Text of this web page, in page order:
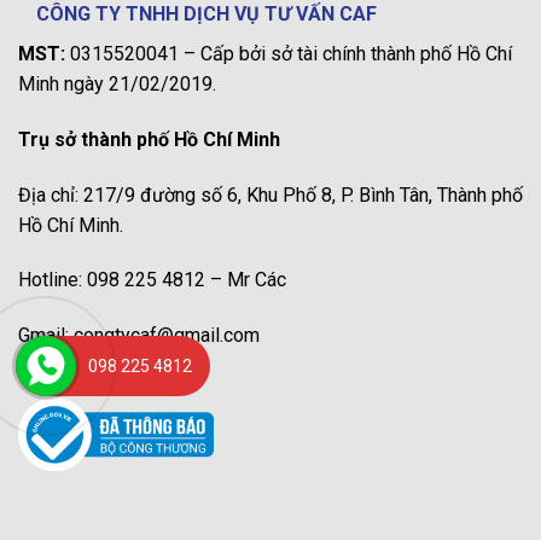
CÔNG TY TNHH DỊCH VỤ TƯ VẤN CAF
MST: 0315520041 – Cấp bởi sở tài chính thành phố Hồ Chí
Minh ngày 21/02/2019.
Trụ sở thành phố Hồ Chí Minh
Địa chỉ: 217/9 đường số 6, Khu Phố 8, P. Bình Tân, Thành phố
Hồ Chí Minh.
Hotline: 098 225 4812 – Mr Các
Gmail: congtycaf@gmail.com
098 225 4812